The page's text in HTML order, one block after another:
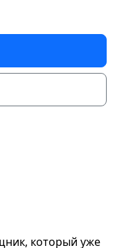
который уже